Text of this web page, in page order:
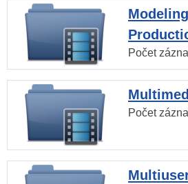
Počet
Počet